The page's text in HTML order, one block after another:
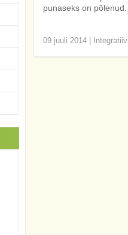
punaseks on põlenud.
09 juuli 2014